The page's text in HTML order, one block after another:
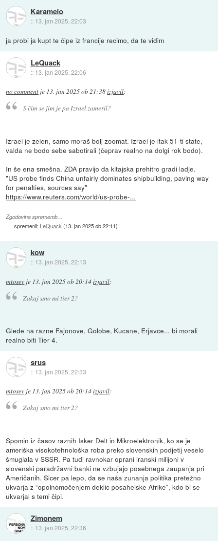
Karamelo
:: 13. jan 2025, 22:03
ja probi ja kupt te čipe iz francije recimo, da te vidim
LeQuack
:: 13. jan 2025, 22:06
no comment je 13. jan 2025 ob 21:38izjavil:
S čim se jim je pa Izrael zameril?
Izrael je zelen, samo moraš bolj zoomat. Izrael je itak 51-ti state,
valda ne bodo sebe sabotirali (čeprav realno na dolgi rok bodo).
In še ena smešna. ZDA pravijo da kitajska prehitro gradi ladje.
"US probe finds China unfairly dominates shipbuilding, paving way
for penalties, sources say"
https://www.reuters.com/world/us-probe-...
Zgodovina sprememb…
spremenil: LeQuack (13. jan 2025 ob 22:11)
kow
:: 13. jan 2025, 22:13
mtosev je 13. jan 2025 ob 20:14izjavil:
Zakaj smo mi tier 2?
Glede na razne Fajonove, Golobe, Kucane, Erjavce... bi morali
realno biti Tier 4.
srus
:: 13. jan 2025, 22:33
mtosev je 13. jan 2025 ob 20:14izjavil:
Zakaj smo mi tier 2?
Spomin iz časov raznih Isker Delt in Mikroelektronik, ko se je
ameriška visokotehnološka roba preko slovenskih podjetij veselo
šmuglala v SSSR. Pa tudi ravnokar oprani iranski milijoni v
slovenski paradržavni banki ne vzbujajo posebnega zaupanja pri
Američanih. Sicer pa lepo, da se naša zunanja politika pretežno
ukvarja z “opolnomočenjem deklic posahelske Afrike”, kdo bi se
ukvarjal s temi čipi.
Zimonem
:: 13. jan 2025, 22:36